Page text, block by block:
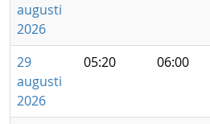
augusti
2026
29
augusti
2026
05:20 06:00